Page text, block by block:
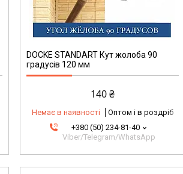
DOCKE STANDART Кут жолоба 90
градусів 120 мм
140 ₴
Немає в наявності
Оптом і в роздріб
+380 (50) 234-81-40
Viber/Telegram/WhatsApp